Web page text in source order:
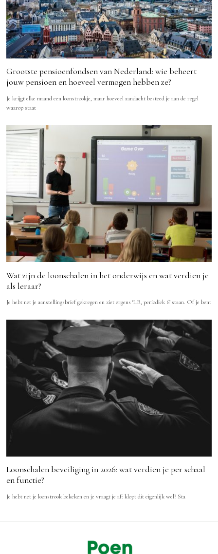
Grootste pensioenfondsen van Nederland: wie beheert
jouw pensioen en hoeveel vermogen hebben ze?
Je krijgt elke maand een loonstrookje, maar hoeveel aandacht besteed je aan de regel
waarop staat
Wat zijn de loonschalen in het onderwijs en wat verdien je
als leraar?
Je hebt net je aanstellingsbrief gekregen en ziet ergens ‘LB, periodiek 6’ staan. Of je bent
Loonschalen beveiliging in 2026: wat verdien je per schaal
en functie?
Je hebt net je loonstrook bekeken en je vraagt je af: klopt dit eigenlijk wel? Sta